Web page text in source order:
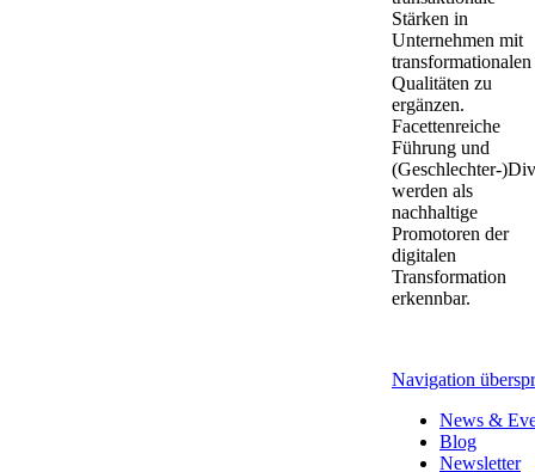
Stärken in
Unternehmen mit
transformationalen
Qualitäten zu
ergänzen.
Facettenreiche
Führung und
(Geschlechter-
werden als
nachhaltige
Promotoren der
digitalen
Transformation
erkennbar.
Navigation
News &
Blog
Newsletter